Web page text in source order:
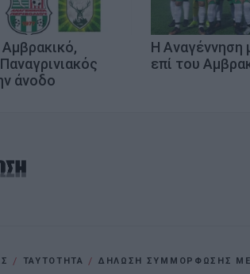
άνοδο
Η Αναγέννηση
επί του
ΤΑΥΤΟΤΗΤΑ ΔΗΛΩΣΗ ΣΥΜΜΟΡΦΩΣΗΣ ΜΕ